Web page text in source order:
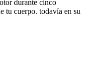
durante cinco
tu cuerpo. todavía en su